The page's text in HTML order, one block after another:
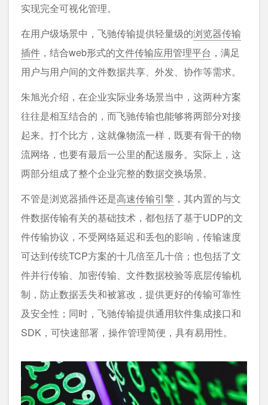
实现完全可视化管理。
在用户级场景中，飞驰传输提供轻量级的浏览器传输
插件 ，结合web形式的文件传输应用管理平台 ，满足
用户与用户间的文件数据共享、外发、协作等需求。
朱旭光介绍，在企业实际业务场景当中，这两种方案
往往是相互结合的，而飞驰传输也能够将两部分对接
起来。打个比方，这就像物流一样，既要有骨干的物
流网络，也要有最后一公里的配送服务。实际上，这
两部分组成了整个企业完整的数据交换场景。
不管是浏览器插件还是高速传输引擎 ，其内置的与文
件数据传输有关的基础技术，都包括了基于UDP的文
件传输协议，不受网络延迟和丢包的影响，传输速度
可达到传统TCP方案的十几倍至几十倍；也包括了文
件并行传输、加密传输、文件数据校验等底层传输机
制，防止数据丢失和被篡改，提供更好的传输可靠性
及安全性；同时，飞驰传输提供通用软件集成接口和
SDK，可快速部署，操作管理简便，具有易用性。